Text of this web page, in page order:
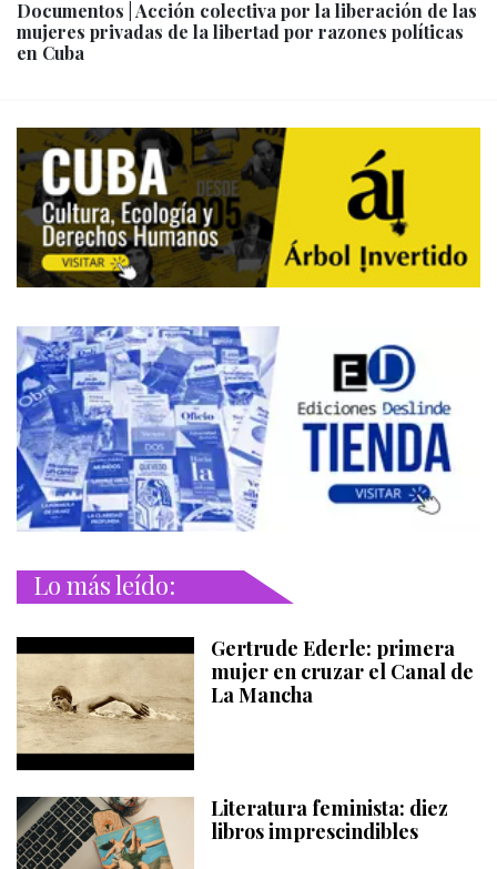
Documentos | Acción colectiva por la liberación de las
mujeres privadas de la libertad por razones políticas
en Cuba
Lo más leído:
Gertrude Ederle: primera
mujer en cruzar el Canal de
La Mancha
Literatura feminista: diez
libros imprescindibles